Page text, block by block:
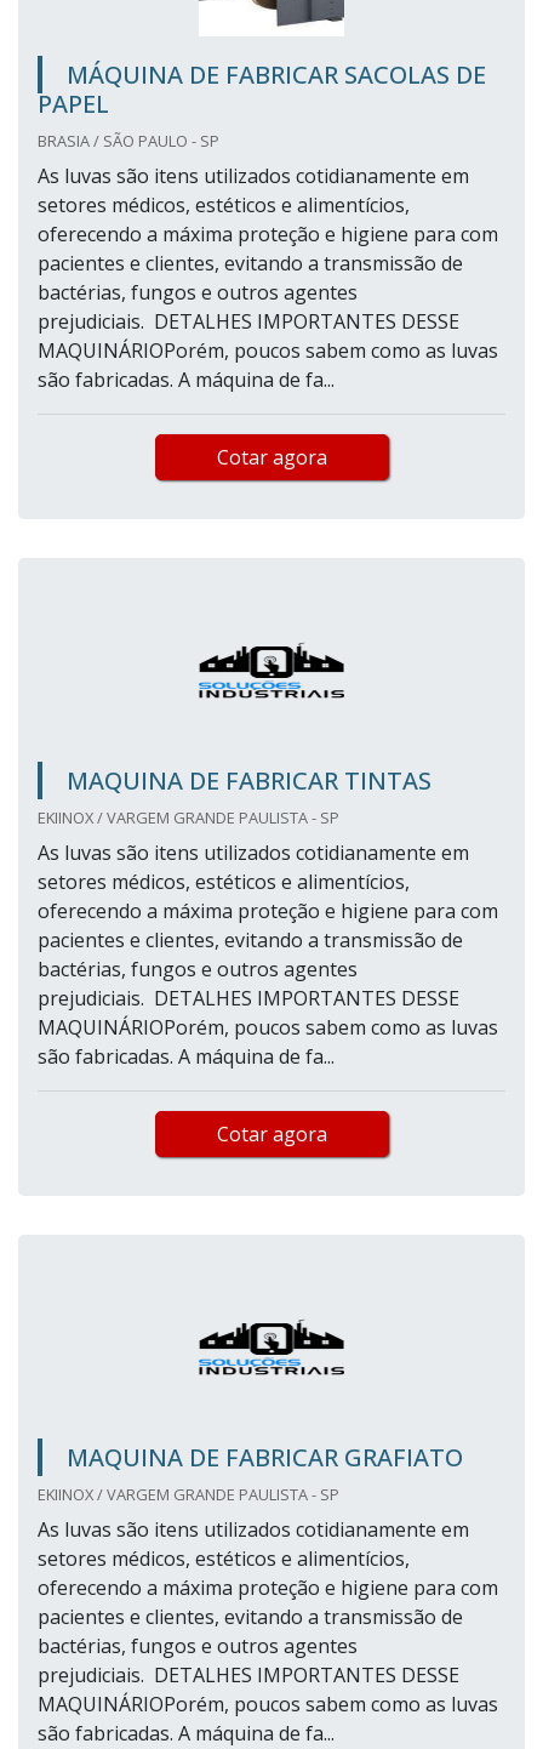
MÁQUINA DE FABRICAR SACOLAS DE
PAPEL
BRASIA / SÃO PAULO - SP
As luvas são itens utilizados cotidianamente em
setores médicos, estéticos e alimentícios,
oferecendo a máxima proteção e higiene para com
pacientes e clientes, evitando a transmissão de
bactérias, fungos e outros agentes
prejudiciais. DETALHES IMPORTANTES DESSE
MAQUINÁRIOPorém, poucos sabem como as luvas
são fabricadas. A máquina de fa...
Cotar agora
MAQUINA DE FABRICAR TINTAS
EKIINOX / VARGEM GRANDE PAULISTA - SP
As luvas são itens utilizados cotidianamente em
setores médicos, estéticos e alimentícios,
oferecendo a máxima proteção e higiene para com
pacientes e clientes, evitando a transmissão de
bactérias, fungos e outros agentes
prejudiciais. DETALHES IMPORTANTES DESSE
MAQUINÁRIOPorém, poucos sabem como as luvas
são fabricadas. A máquina de fa...
Cotar agora
MAQUINA DE FABRICAR GRAFIATO
EKIINOX / VARGEM GRANDE PAULISTA - SP
As luvas são itens utilizados cotidianamente em
setores médicos, estéticos e alimentícios,
oferecendo a máxima proteção e higiene para com
pacientes e clientes, evitando a transmissão de
bactérias, fungos e outros agentes
prejudiciais. DETALHES IMPORTANTES DESSE
MAQUINÁRIOPorém, poucos sabem como as luvas
são fabricadas. A máquina de fa...